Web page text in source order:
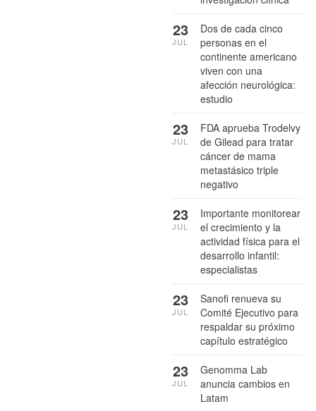
Dos de cada cinco
personas en el
continente americano
viven con una
afección neurológica:
estudio
23
JUL
FDA aprueba Trodelvy
de Gilead para tratar
cáncer de mama
metastásico triple
negativo
23
JUL
Importante monitorear
el crecimiento y la
actividad física para el
desarrollo infantil:
especialistas
23
JUL
Sanofi renueva su
Comité Ejecutivo para
respaldar su próximo
capítulo estratégico
23
JUL
Genomma Lab
anuncia cambios en
Latam
23
JUL